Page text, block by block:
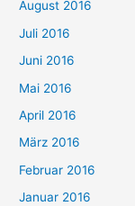
August 2016
Juli 2016
Juni 2016
Mai 2016
April 2016
März 2016
Februar 2016
Januar 2016